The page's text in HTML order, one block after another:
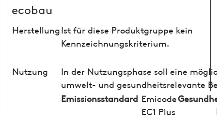
ecobau
HerstellungIst für diese Produktgruppe kein
Kennzeichnungskriterium.
Nutzung
In der Nutzungsphase soll eine
umwelt- und gesundheitsrelevante
Emissionsstandard Emicode
EC1 Plus